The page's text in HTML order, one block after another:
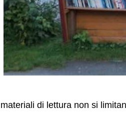
di lettura non si